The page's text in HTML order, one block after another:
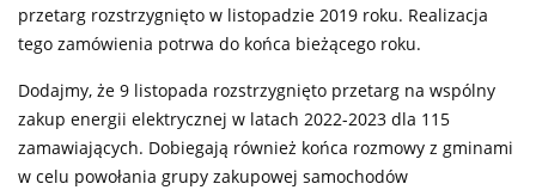
przetarg rozstrzygnięto w listopadzie 2019 roku. Realizacja
tego zamówienia potrwa do końca bieżącego roku.
Dodajmy, że 9 listopada rozstrzygnięto przetarg na wspólny
zakup energii elektrycznej w latach 2022-2023 dla 115
zamawiających. Dobiegają również końca rozmowy z gminami
w celu powołania grupy zakupowej samochodów